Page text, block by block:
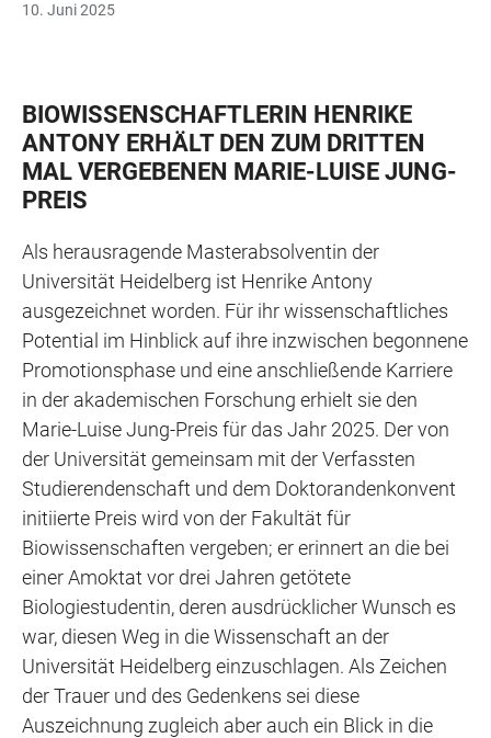
10. Juni 2025
BIOWISSENSCHAFTLERIN HENRIKE
ANTONY ERHÄLT DEN ZUM DRITTEN
MAL VERGEBENEN MARIE-LUISE JUNG-
PREIS
Als herausragende Masterabsolventin der
Universität Heidelberg ist Henrike Antony
ausgezeichnet worden. Für ihr wissenschaftliches
Potential im Hinblick auf ihre inzwischen begonnene
Promotionsphase und eine anschließende Karriere
in der akademischen Forschung erhielt sie den
Marie-Luise Jung-Preis für das Jahr 2025. Der von
der Universität gemeinsam mit der Verfassten
Studierendenschaft und dem Doktorandenkonvent
initiierte Preis wird von der Fakultät für
Biowissenschaften vergeben; er erinnert an die bei
einer Amoktat vor drei Jahren getötete
Biologiestudentin, deren ausdrücklicher Wunsch es
war, diesen Weg in die Wissenschaft an der
Universität Heidelberg einzuschlagen. Als Zeichen
der Trauer und des Gedenkens sei diese
Auszeichnung zugleich aber auch ein Blick in die